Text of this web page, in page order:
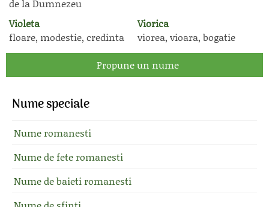
de la Dumnezeu
Violeta
floare, modestie, credinta
Viorica
viorea, vioara, bogatie
Propune un nume
Nume speciale
Nume romanesti
Nume de fete romanesti
Nume de baieti romanesti